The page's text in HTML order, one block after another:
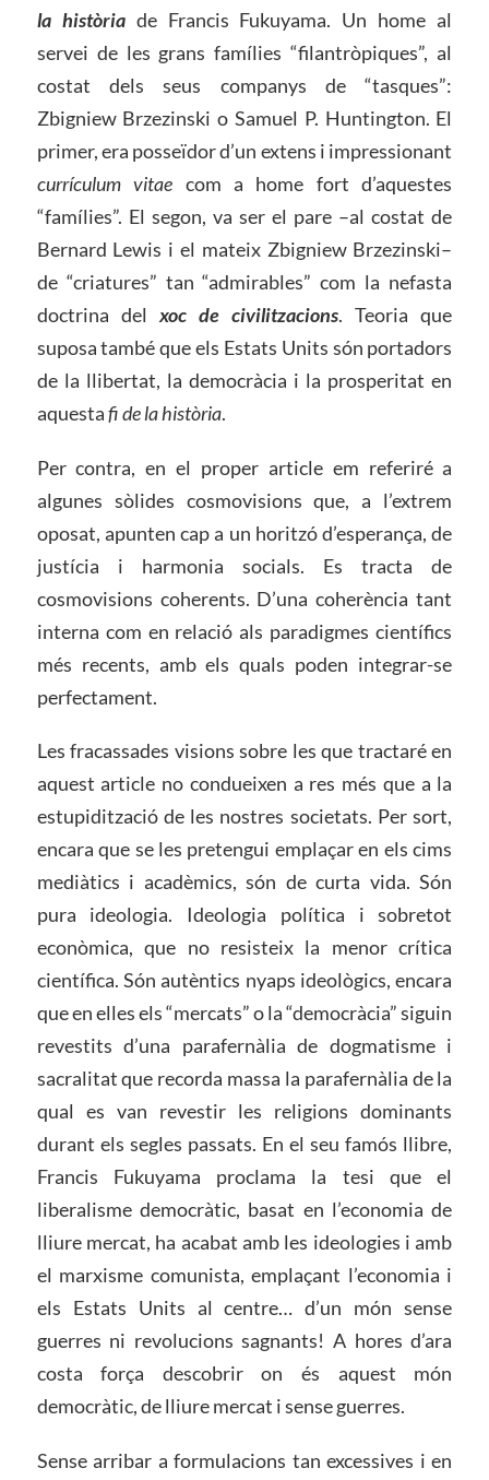
la històriade Francis Fukuyama. Un home al
servei de les grans famílies “filantròpiques”, al
costat dels seus companys de “tasques”:
Zbigniew Brzezinski o Samuel P. Huntington. El
primer, era posseïdor d’un extens i impressionant
currículum vitae com a home fort d’aquestes
“famílies”. El segon, va ser el pare –al costat de
Bernard Lewis i el mateix Zbigniew Brzezinski–
de “criatures” tan “admirables” com la nefasta
doctrina del xoc de civilitzacions. Teoria que
suposa també que els Estats Units són portadors
de la llibertat, la democràcia i la prosperitat en
aquestafi de la història.
Per contra, en el proper article em referiré a
algunes sòlides cosmovisions que, a l’extrem
oposat, apunten cap a un horitzó d’esperança, de
justícia i harmonia socials. Es tracta de
cosmovisions coherents. D’una coherència tant
interna com en relació als paradigmes científics
més recents, amb els quals poden integrar-se
perfectament.
Les fracassades visions sobre les que tractaré en
aquest article no condueixen a res més que a la
estupidització de les nostres societats. Per sort,
encara que se les pretengui emplaçar en els cims
mediàtics i acadèmics, són de curta vida. Són
pura ideologia. Ideologia política i sobretot
econòmica, que no resisteix la menor crítica
científica. Són autèntics nyaps ideològics, encara
que en elles els “mercats” o la “democràcia” siguin
revestits d’una parafernàlia de dogmatisme i
sacralitat que recorda massa la parafernàlia de la
qual es van revestir les religions dominants
durant els segles passats. En el seu famós llibre,
Francis Fukuyama proclama la tesi que el
liberalisme democràtic, basat en l’economia de
lliure mercat, ha acabat amb les ideologies i amb
el marxisme comunista, emplaçant l’economia i
els Estats Units al centre… d’un món sense
guerres ni revolucions sagnants! A hores d’ara
costa força descobrir on és aquest món
democràtic, de lliure mercat i sense guerres.
Sense arribar a formulacions tan excessives i en